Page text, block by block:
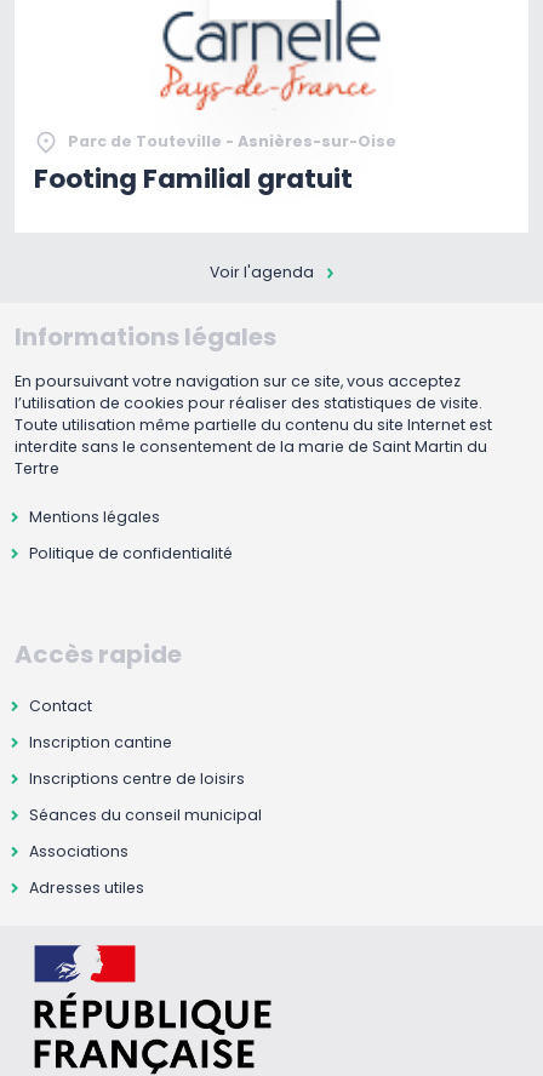
Parc de Touteville - Asnières-sur-Oise
Footing Familial gratuit
Voir l'agenda
Informations légales
En poursuivant votre navigation sur ce site, vous acceptez
l’utilisation de cookies pour réaliser des statistiques de visite.
Toute utilisation même partielle du contenu du site Internet est
interdite sans le consentement de la marie de Saint Martin du
Tertre
Mentions légales
Politique de confidentialité
Accès rapide
Contact
Inscription cantine
Inscriptions centre de loisirs
Séances du conseil municipal
Associations
Adresses utiles